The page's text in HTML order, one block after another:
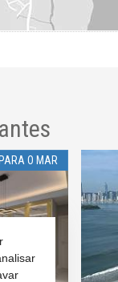
O MAR